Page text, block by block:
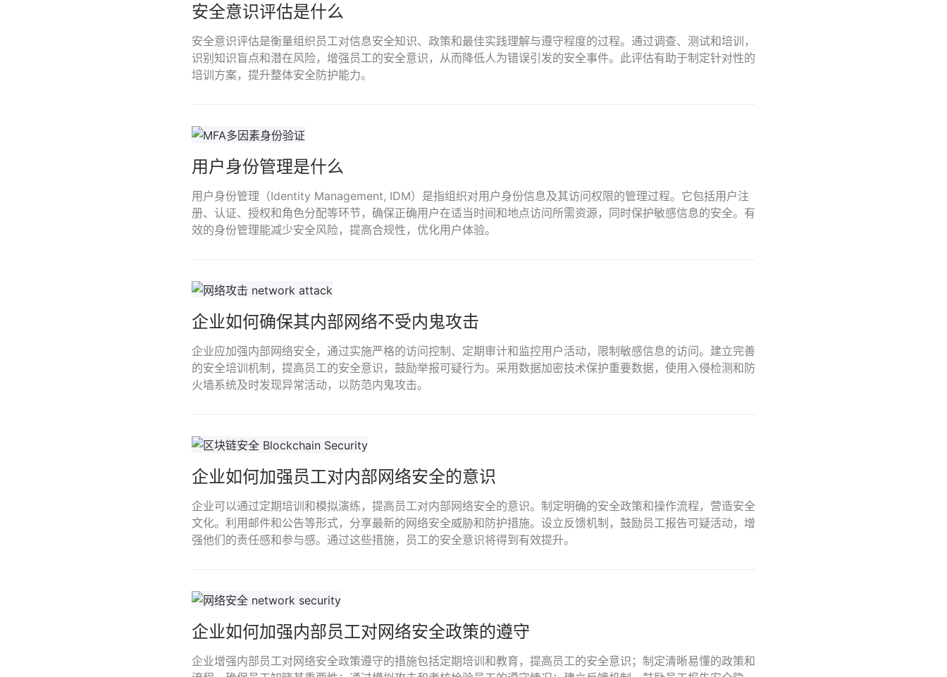
安全意识评估是什么
安全意识评估是衡量组织员工对信息安全知识、政策和最佳实践理解与遵守程度的过程。通过调查、测试和培训，
识别知识盲点和潜在风险，增强员工的安全意识，从而降低人为错误引发的安全事件。此评估有助于制定针对性的
培训方案，提升整体安全防护能力。
用户身份管理是什么
用户身份管理（Identity Management, IDM）是指组织对用户身份信息及其访问权限的管理过程。它包括用户注
册、认证、授权和角色分配等环节，确保正确用户在适当时间和地点访问所需资源，同时保护敏感信息的安全。有
效的身份管理能减少安全风险，提高合规性，优化用户体验。
企业如何确保其内部网络不受内鬼攻击
企业应加强内部网络安全，通过实施严格的访问控制、定期审计和监控用户活动，限制敏感信息的访问。建立完善
的安全培训机制，提高员工的安全意识，鼓励举报可疑行为。采用数据加密技术保护重要数据，使用入侵检测和防
火墙系统及时发现异常活动，以防范内鬼攻击。
企业如何加强员工对内部网络安全的意识
企业可以通过定期培训和模拟演练，提高员工对内部网络安全的意识。制定明确的安全政策和操作流程，营造安全
文化。利用邮件和公告等形式，分享最新的网络安全威胁和防护措施。设立反馈机制，鼓励员工报告可疑活动，增
强他们的责任感和参与感。通过这些措施，员工的安全意识将得到有效提升。
企业如何加强内部员工对网络安全政策的遵守
企业增强内部员工对网络安全政策遵守的措施包括定期培训和教育，提高员工的安全意识；制定清晰易懂的政策和